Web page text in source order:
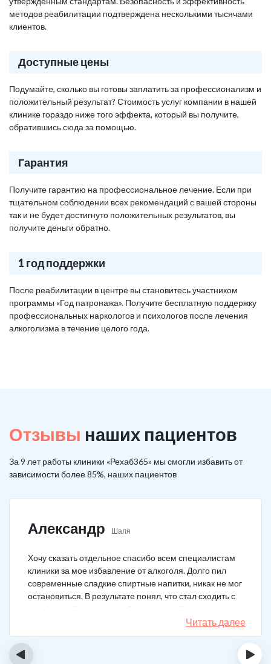
методов реабилитации подтверждена несколькими тысячами
клиентов.
Доступные цены
Подумайте, сколько вы готовы заплатить за профессионализм и
положительный результат? Стоимость услуг компании в нашей
клинике гораздо ниже того эффекта, который вы получите,
обратившись сюда за помощью.
Гарантия
Получите гарантию на профессиональное лечение. Если при
тщательном соблюдении всех рекомендаций с вашей стороны
так и не будет достигнуто положительных результатов, вы
получите деньги обратно.
1 год поддержки
После реабилитации в центре вы становитесь участником
программы «Год патронажа». Получите бесплатную поддержку
профессиональных наркологов и психологов после лечения
алкоголизма в течение целого года.
Отзывы наших пациентов
За 9 лет работы клиники «Рехаб365» мы смогли избавить от
зависимости более 85%, наших пациентов
Александр Шаля
Хочу сказать отдельное спасибо всем специалистам
клиники за мое избавление от алкоголя. Долго пил
современные сладкие спиртные напитки, никак не мог
остановиться. В результате понял, что стал сходить с
ума. Каждый день не мог без выпивки. Когда осознал,
понял, что надо что-то в своей жизни менять. Нашел
телефон клиники в интернете, сразу приехал и
Читать далее
‹ ›